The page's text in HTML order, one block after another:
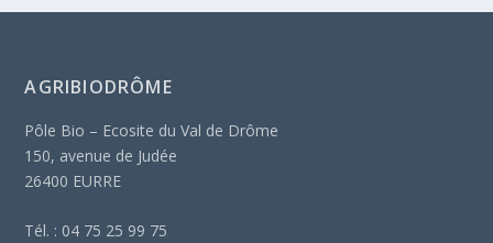
AGRIBIODRÔME
Pôle Bio – Ecosite du Val de Drôme
150, avenue de Judée
26400 EURRE
Tél. : 04 75 25 99 75